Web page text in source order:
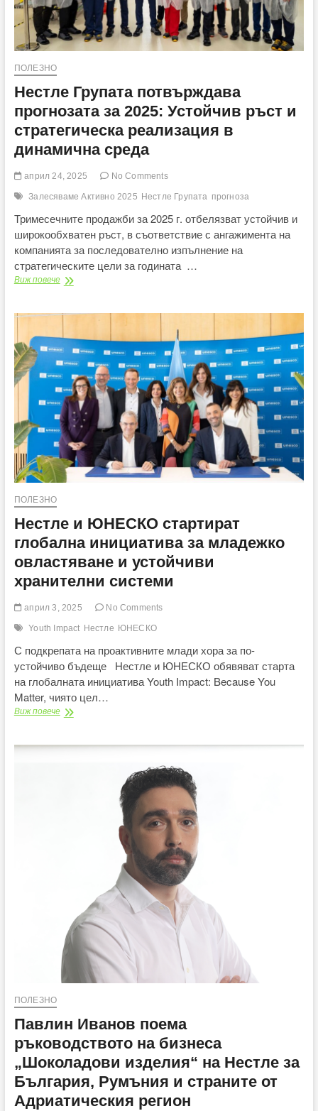
ПОЛЕЗНО
Нестле Групата потвърждава
прогнозата за 2025: Устойчив ръст и
стратегическа реализация в
динамична среда
април 24, 2025 No Comments
Залесяваме Активно 2025 Нестле Групата прогноза
Тримесечните продажби за 2025 г. отбелязват устойчив и
широкообхватен ръст, в съответствие с ангажимента на
компанията за последователно изпълнение на
стратегическите цели за годината …
Виж повечеНестле
прогнозата
2025:
Устойчив
ръст
и
стратегическа
реализация
в
динамична
среда
ПОЛЕЗНО
Нестле и ЮНЕСКО стартират
глобална инициатива за младежко
овластяване и устойчиви
хранителни системи
април 3, 2025 No Comments
Youth Impact Нестле ЮНЕСКО
С подкрепата на проактивните млади хора за по-
устойчиво бъдеще Нестле и ЮНЕСКО обявяват старта
на глобалната инициатива Youth Impact: Because You
Matter, чиято цел…
Виж повечеНестле
стартират
ПОЛЕЗНО
Павлин Иванов поема
ръководството на бизнеса
„Шоколадови изделия“ на Нестле за
България, Румъния и страните от
Адриатическия регион